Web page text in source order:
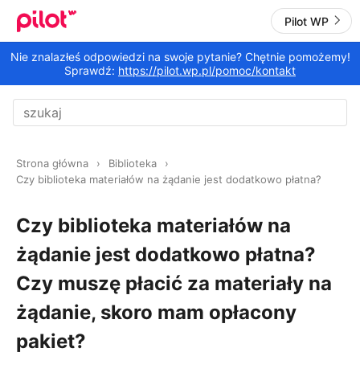
Pilot WP
Nie znalazłeś odpowiedzi na swoje pytanie? Chętnie pomożemy!
Sprawdź: https://pilot.wp.pl/pomoc/kontakt
Strona główna
Biblioteka
Czy biblioteka materiałów na żądanie jest dodatkowo płatna?
Czy biblioteka materiałów na
żądanie jest dodatkowo płatna?
Czy muszę płacić za materiały na
żądanie, skoro mam opłacony
pakiet?